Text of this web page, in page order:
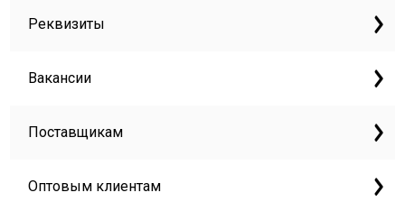
Реквизиты
Вакансии
Поставщикам
Оптовым клиентам